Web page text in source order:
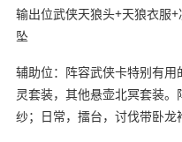
输出位武侠天狼头+天狼衣服
坠
辅助位：阵容武侠卡特别有
灵套装，其他悬壶北冥套装
纱；日常，擂台，讨伐带卧龙